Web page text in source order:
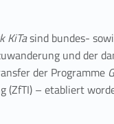
KiTasind bundes-
und der
der Programme
(ZfTI) – etabliert